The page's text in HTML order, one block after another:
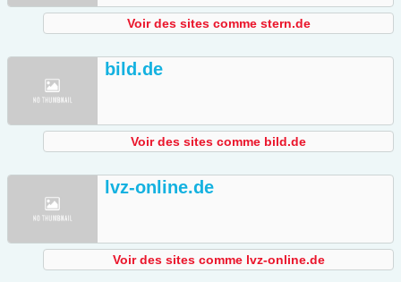
Voir des sites comme stern.de
bild.de
Voir des sites comme bild.de
lvz-online.de
Voir des sites comme lvz-online.de